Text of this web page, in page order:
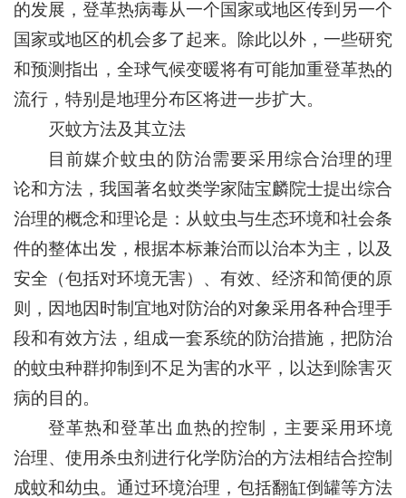
的发展，登革热病毒从一个国家或地区传到另一个
国家或地区的机会多了起来。除此以外，一些研究
和预测指出，全球气候变暖将有可能加重登革热的
流行，特别是地理分布区将进一步扩大。
灭蚊方法及其立法
目前媒介蚊虫的防治需要采用综合治理的理
论和方法，我国著名蚊类学家陆宝麟院士提出综合
治理的概念和理论是：从蚊虫与生态环境和社会条
件的整体出发，根据本标兼治而以治本为主，以及
安全（包括对环境无害）、有效、经济和简便的原
则，因地因时制宜地对防治的对象采用各种合理手
段和有效方法，组成一套系统的防治措施，把防治
的蚊虫种群抑制到不足为害的水平，以达到除害灭
病的目的。
登革热和登革出血热的控制，主要采用环境
治理、使用杀虫剂进行化学防治的方法相结合控制
成蚊和幼虫。通过环境治理，包括翻缸倒罐等方法